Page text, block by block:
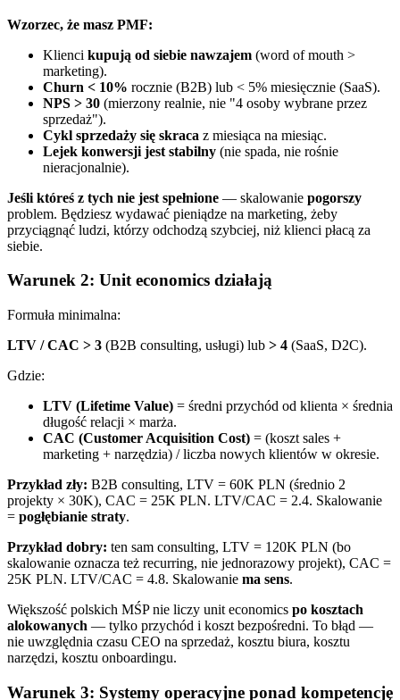
Wzorzec, że masz PMF:
Klienci kupują od siebie nawzajem (word of mouth >
marketing).
Churn < 10% rocznie (B2B) lub < 5% miesięcznie (SaaS).
NPS > 30 (mierzony realnie, nie "4 osoby wybrane przez
sprzedaż").
Cykl sprzedaży się skraca z miesiąca na miesiąc.
Lejek konwersji jest stabilny (nie spada, nie rośnie
nieracjonalnie).
Jeśli któreś z tych nie jest spełnione — skalowanie pogorszy
problem. Będziesz wydawać pieniądze na marketing, żeby
przyciągnąć ludzi, którzy odchodzą szybciej, niż klienci płacą za
siebie.
Warunek 2: Unit economics działają
Formuła minimalna:
LTV / CAC > 3 (B2B consulting, usługi) lub > 4 (SaaS, D2C).
Gdzie:
LTV (Lifetime Value) = średni przychód od klienta × średnia
długość relacji × marża.
CAC (Customer Acquisition Cost) = (koszt sales +
marketing + narzędzia) / liczba nowych klientów w okresie.
Przykład zły: B2B consulting, LTV = 60K PLN (średnio 2
projekty × 30K), CAC = 25K PLN. LTV/CAC = 2.4. Skalowanie
= pogłębianie straty.
Przykład dobry: ten sam consulting, LTV = 120K PLN (bo
skalowanie oznacza też recurring, nie jednorazowy projekt), CAC =
25K PLN. LTV/CAC = 4.8. Skalowanie ma sens.
Większość polskich MŚP nie liczy unit economics po kosztach
alokowanych — tylko przychód i koszt bezpośredni. To błąd —
nie uwzględnia czasu CEO na sprzedaż, kosztu biura, kosztu
narzędzi, kosztu onboardingu.
Warunek 3: Systemy operacyjne ponad kompetencję